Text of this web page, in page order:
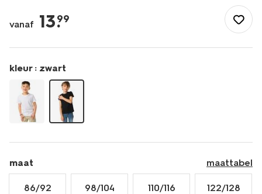
overhemden/kinder-
t-
shirts-
stretch-
katoen-
-2-
stuks-
vanaf 13.
99
kleur : zwart
maat maattabel
86/92 98/104 110/116 122/128